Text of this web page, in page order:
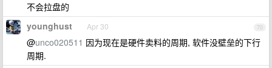
不会拉盘的
70
younghust Apr 30
@unco020511 因为现在是硬件卖料的周期, 软件没壁垒的下行
周期.